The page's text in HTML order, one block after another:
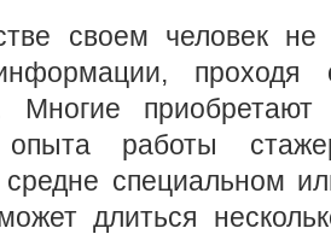
своем человек не
проходя
Многие
опыта работы
средне специальном
длиться